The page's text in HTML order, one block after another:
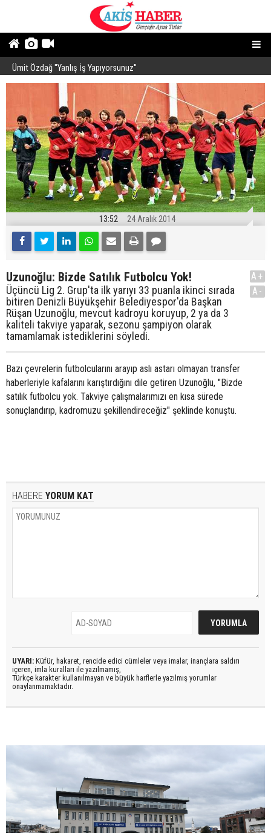
Ümit Özdağ ''Yanlış İş Yapıyorsunuz''
13:52 24 Aralık 2014
Uzunoğlu: Bizde Satılık Futbolcu Yok!
Üçüncü Lig 2. Grup'ta ilk yarıyı 33 puanla ikinci sırada
bitiren Denizli Büyükşehir Belediyespor'da Başkan
Rüşan Uzunoğlu, mevcut kadroyu koruyup, 2 ya da 3
kaliteli takviye yaparak, sezonu şampiyon olarak
tamamlamak istediklerini söyledi.
A+
A-
Bazı çevrelerin futbolcularını arayıp aslı astarı olmayan transfer
haberleriyle kafalarını karıştırdığını dile getiren Uzunoğlu, "Bizde
satılık futbolcu yok. Takviye çalışmalarımızı en kısa sürede
sonuçlandırıp, kadromuzu şekillendireceğiz" şeklinde konuştu.
HABERE YORUM KAT
UYARI: Küfür, hakaret, rencide edici cümleler veya imalar, inançlara saldırı
içeren, imla kuralları ile yazılmamış,
Türkçe karakter kullanılmayan ve büyük harflerle yazılmış yorumlar
onaylanmamaktadır.